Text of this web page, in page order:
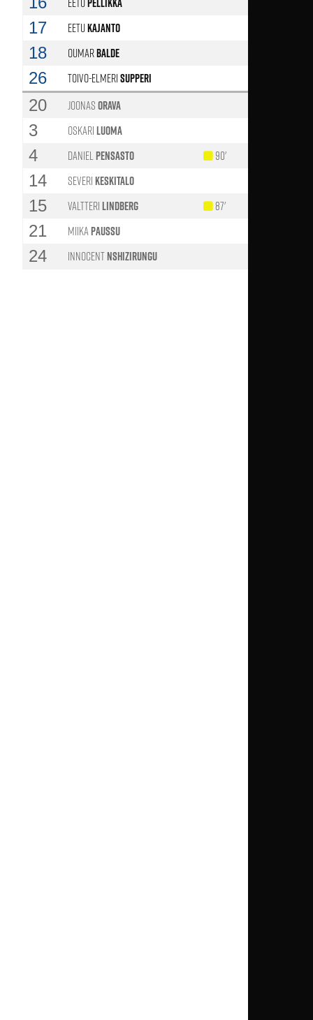
17 EetuKajanto
18 OumarBalde
26 Toivo-ElmeriSupperi
20 JoonasOrava
3 OskariLuoma
4 DanielPensasto 90'
14 SeveriKeskitalo
15 ValtteriLindberg 87'
21 MiikaPaussu
24 InnocentNshizirungu